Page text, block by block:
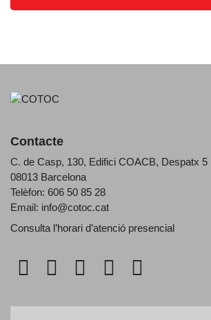
Contacte
C. de Casp, 130, Edifici COACB, Despatx 5
08013 Barcelona
Telèfon: 606 50 85 28
Email: info@cotoc.cat
Consulta l’horari d’atenció presencial